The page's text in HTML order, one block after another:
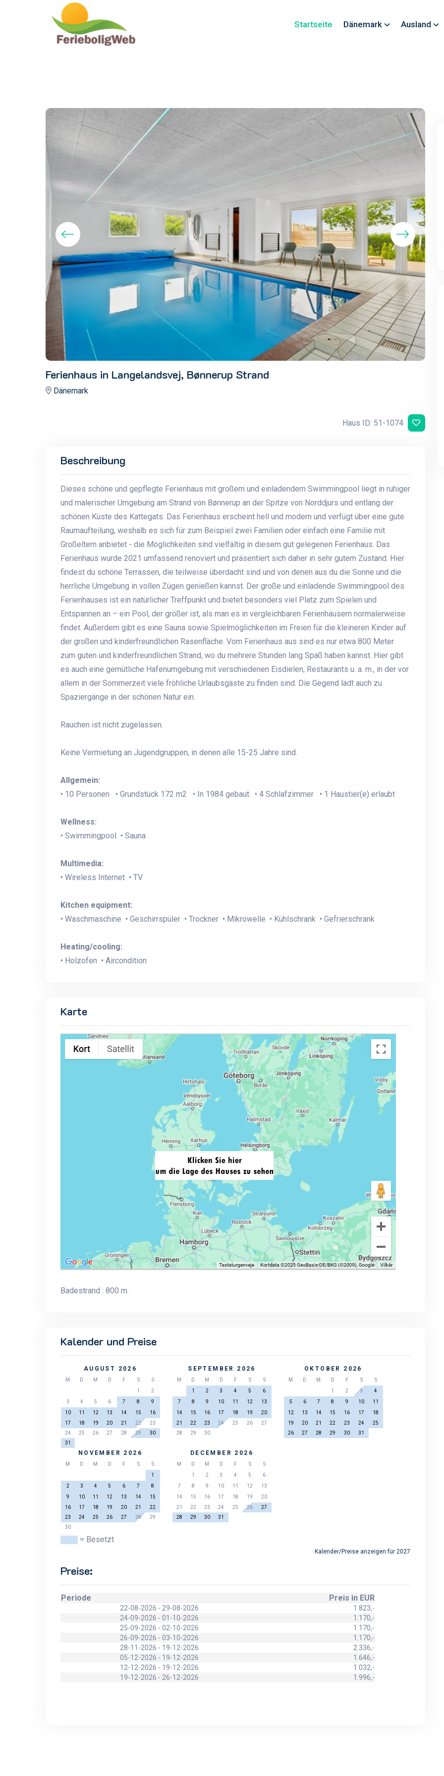
Startseite Dänemark Ausland
Ferienhaus in Langelandsvej, Bønnerup Strand
Dänemark
Haus ID: 51-1074
Beschreibung
Dieses schöne und gepflegte Ferienhaus mit großem und einladendem Swimmingpool liegt in ruhiger
und malerischer Umgebung am Strand von Bønnerup an der Spitze von Norddjurs und entlang der
schönen Küste des Kattegats. Das Ferienhaus erscheint hell und modern und verfügt über eine gute
Raumaufteilung, weshalb es sich für zum Beispiel zwei Familien oder einfach eine Familie mit
Großeltern anbietet - die Möglichkeiten sind vielfältig in diesem gut gelegenen Ferienhaus. Das
Ferienhaus wurde 2021 umfassend renoviert und präsentiert sich daher in sehr gutem Zustand. Hier
findest du schöne Terrassen, die teilweise überdacht sind und von denen aus du die Sonne und die
herrliche Umgebung in vollen Zügen genießen kannst. Der große und einladende Swimmingpool des
Ferienhauses ist ein natürlicher Treffpunkt und bietet besonders viel Platz zum Spielen und
Entspannen an – ein Pool, der größer ist, als man es in vergleichbaren Ferienhäusern normalerweise
findet. Außerdem gibt es eine Sauna sowie Spielmöglichkeiten im Freien für die kleineren Kinder auf
der großen und kinderfreundlichen Rasenfläche. Vom Ferienhaus aus sind es nur etwa 800 Meter
zum guten und kinderfreundlichen Strand, wo du mehrere Stunden lang Spaß haben kannst. Hier gibt
es auch eine gemütliche Hafenumgebung mit verschiedenen Eisdielen, Restaurants u. a. m., in der vor
allem in der Sommerzeit viele fröhliche Urlaubsgäste zu finden sind. Die Gegend lädt auch zu
Spaziergänge in der schönen Natur ein.
Rauchen ist nicht zugelassen.
Keine Vermietung an Jugendgruppen, in denen alle 15-25 Jahre sind.
Allgemein:
• 10 Personen • Grundstück 172 m2 • In 1984 gebaut. • 4 Schlafzimmer • 1 Haustier(e) erlaubt
Wellness:
• Swimmingpool • Sauna
Multimedia:
• Wireless Internet • TV
Kitchen equipment:
• Waschmaschine • Geschirrspüler • Trockner • Mikrowelle • Kühlschrank • Gefrierschrank
Heating/cooling:
• Holzofen • Aircondition
Karte
Badestrand : 800 m.
Kalender und Preise
AUGUST 2026
M D M D F S
S
1
2
3
4 5 6 7 8
9
10
11 12 13 14 15
16
17
18 19 20 21 22
23
24
25 26 27 28 29
30
31
SEPTEMBER 2026
M D M D F S
S
1
2 3 4 5
6
7
8 9 10 11 12
13
14
15 16 17 18 19
20
21
22 23 24 25 26
27
28
29 30
OKTOBER 2026
M D M D F S
S
1
2 3
4
5
6 7 8 9 10
11
12
13 14 15 16 17
18
19
20 21 22 23 24
25
26
27 28 29 30 31
NOVEMBER 2026
M D M D F S
S
1
2
3 4 5 6 7
8
9
10 11 12 13 14
15
16
17 18 19 20 21
22
23
24 25 26 27 28
29
30
DECEMBER 2026
M D M D F S
S
1
2 3 4 5
6
7
8 9 10 11 12
13
14
15 16 17 18 19
20
21
22 23 24 25 26
27
28
29 30 31
= Besetzt
Kalender/Preise anzeigen für 2027
Preise:
Periode Preis in EUR
22-08-2026 - 29-08-2026
1.823,-
24-09-2026 - 01-10-2026
1.170,-
25-09-2026 - 02-10-2026
1.170,-
26-09-2026 - 03-10-2026
1.170,-
28-11-2026 - 19-12-2026
2.336,-
05-12-2026 - 19-12-2026
1.646,-
12-12-2026 - 19-12-2026
1.032,-
19-12-2026 - 26-12-2026
1.996,-